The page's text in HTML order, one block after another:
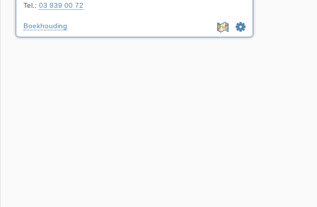
Tel.: 03 839 00 72
Boekhouding